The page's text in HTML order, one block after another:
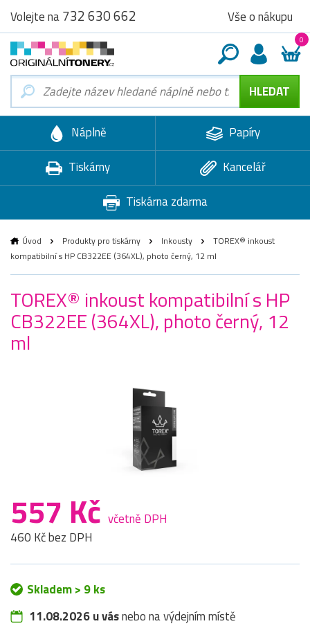
Volejte na732 630 662 Vše o nákupu
0
Náplně
Papíry
Tiskárny
Kancelář
Tiskárna zdarma
Úvod Produkty pro tiskárny Inkousty
TOREX® inkoust
kompatibilní s HP CB322EE (364XL), photo černý, 12 ml
TOREX® inkoust kompatibilní s HP
CB322EE (364XL), photo černý, 12
ml
557 Kč včetně DPH
460 Kč bez DPH
Skladem > 9 ks
11.08.2026 u vásnebo na výdejním místě